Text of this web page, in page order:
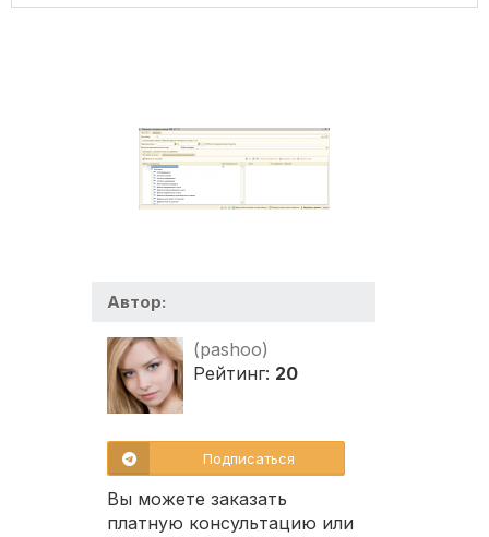
Автор:
(pashoo)
Рейтинг: 20
Подписаться
Вы можете заказать
платную консультацию или